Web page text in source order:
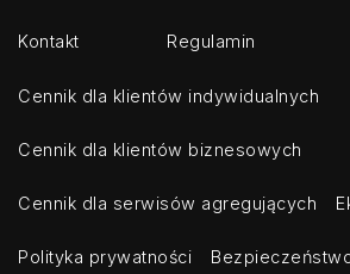
Kontakt Regulamin
Cennik dla klientów indywidualnych
Cennik dla klientów biznesowych
Cennik dla serwisów agregujących
Polityka prywatności